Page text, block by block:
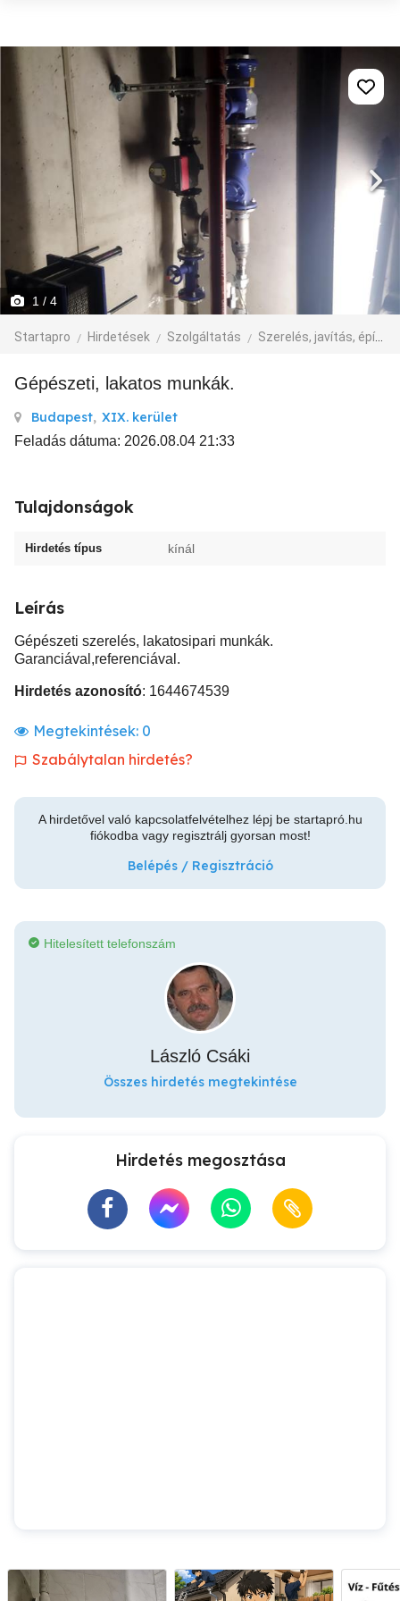
1 / 4
Startapro Hirdetések Szolgáltatás Szerelés, javítás, építkezés
Gépészeti, lakatos munkák.
Budapest, XIX. kerület
Feladás dátuma: 2026.08.04 21:33
Tulajdonságok
Hirdetés típus kínál
Leírás
Gépészeti szerelés, lakatosipari munkák.
Garanciával,referenciával.
Hirdetés azonosító: 1644674539
Megtekintések: 0
Szabálytalan hirdetés?
A hirdetővel való kapcsolatfelvételhez lépj be startapró.hu
fiókodba vagy regisztrálj gyorsan most!
Belépés / Regisztráció
Hitelesített telefonszám
László Csáki
Összes hirdetés megtekintése
Hirdetés megosztása